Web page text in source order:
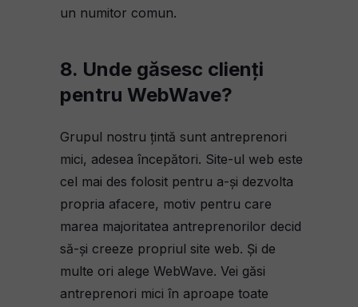
8. Unde găsesc clienți
pentru WebWave?
Grupul nostru țintă sunt antreprenori
mici, adesea începători. Site-ul web este
cel mai des folosit pentru a-și dezvolta
propria afacere, motiv pentru care
marea majoritatea antreprenorilor decid
să-și creeze propriul site web. Și de
multe ori alege WebWave. Vei găsi
antreprenori mici în aproape toate
un numitor comun.